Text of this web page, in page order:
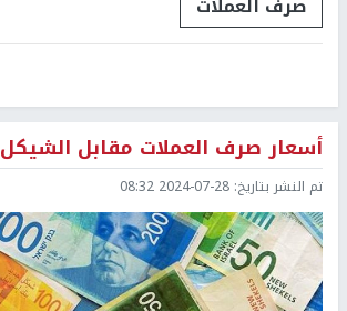
أسعار صرف العملات مقابل الشيكل
تم النشر بتاريخ: 2024-07-28 08:32